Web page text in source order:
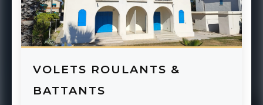
VOLETS ROULANTS &
BATTANTS